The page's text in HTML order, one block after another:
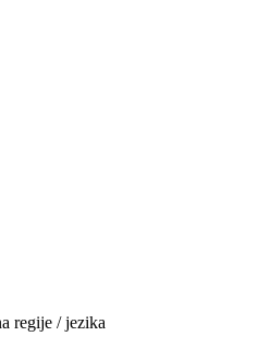
regije / jezika